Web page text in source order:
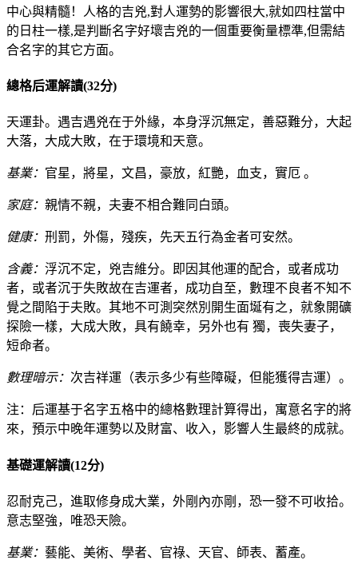
中心與精髓！人格的吉兇,對人運勢的影響很大,就如四柱當中
的日柱一樣,是判斷名字好壞吉兇的一個重要衡量標準,但需結
合名字的其它方面。
總格后運解讀(32分)
天運卦。遇吉遇兇在于外緣，本身浮沉無定，善惡難分，大起
大落，大成大敗，在于環境和天意。
基業： 官星，將星，文昌，豪放，紅艷，血支，實厄 。
家庭： 親情不親，夫妻不相合難同白頭。
健康： 刑罰，外傷，殘疾，先天五行為金者可安然。
含義： 浮沉不定，兇吉維分。即因其他運的配合，或者成功
者，或者沉于失敗故在吉運者，成功自至，數理不良者不知不
覺之間陷于夫敗。其地不可測突然別開生面埏有之，就象開礦
探險一樣，大成大敗，具有饒幸，另外也有 獨，喪失妻子，
短命者。
數理暗示： 次吉祥運（表示多少有些障礙，但能獲得吉運）。
注：后運基于名字五格中的總格數理計算得出，寓意名字的將
來，預示中晚年運勢以及財富、收入，影響人生最終的成就。
基礎運解讀(12分)
忍耐克己，進取修身成大業，外剛內亦剛，恐一發不可收拾。
意志堅強，唯恐天險。
基業： 藝能、美術、學者、官祿、天官、師表、蓄產。